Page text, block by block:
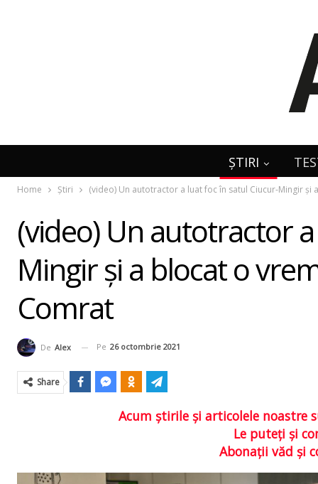
ȘTIRI
Home Știri (video) Un autotractor a luat foc în satul Ciucur-Mingir
(video) Un autotractor
Mingir şi a blocat o
Comrat
De Alex Pe 26 octombrie 2021
Share
Acum ştirile şi articolele noastre
Le puteţi şi
Abonaţii văd şi